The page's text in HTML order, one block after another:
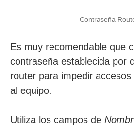
Contraseña
Es muy recomendable que
contraseña establecida por
router para impedir
al equipo.
Utiliza los campos de